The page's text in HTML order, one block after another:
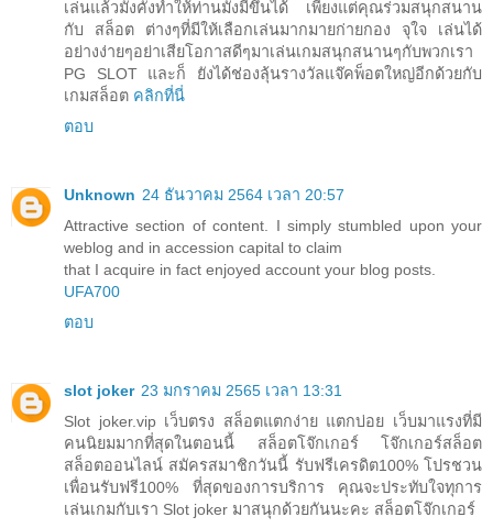
เล่นแล้วมั่งคั่งทำให้ท่านมั่งมีขึ้นได้ เพียงแต่คุณร่วมสนุกสนาน
กับ สล็อต ต่างๆที่มีให้เลือกเล่นมากมายก่ายกอง จุใจ เล่นได้
อย่างง่ายๆอย่าเสียโอกาสดีๆมาเล่นเกมสนุกสนานๆกับพวกเรา
PG SLOT และก็ ยังได้ช่องลุ้นรางวัลแจ๊คพ็อตใหญ่อีกด้วยกับ
เกมสล็อต คลิกที่นี่
ตอบ
Unknown 24 ธันวาคม 2564 เวลา 20:57
Attractive section of content. I simply stumbled upon your
weblog and in accession capital to claim
that I acquire in fact enjoyed account your blog posts.
UFA700
ตอบ
slot joker 23 มกราคม 2565 เวลา 13:31
Slot joker.vip เว็บตรง สล็อตแตกง่าย แตกบ่อย เว็บมาแรงที่มี
คนนิยมมากที่สุดในตอนนี้ สล็อตโจ๊กเกอร์ โจ๊กเกอร์สล็อต
สล็อตออนไลน์ สมัครสมาชิกวันนี้ รับฟรีเครดิต100% โปรชวน
เพื่อนรับฟรี100% ที่สุดของการบริการ คุณจะประทับใจทุการ
เล่นเกมกับเรา Slot joker มาสนุกด้วยกันนะคะ สล็อตโจ๊กเกอร์